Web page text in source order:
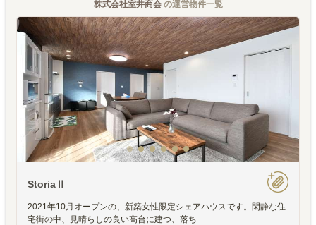
株式会社室井商会の運営物件一覧
StoriaⅡ
2021年10月オープンの、新築女性限定シェアハウスです。閑静な住
宅街の中、見晴らしの良い高台に建つ、落ち